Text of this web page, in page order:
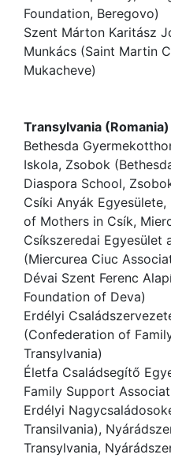
Foundation, Beregovo)
Szent Márton Karitász
Munkács (Saint Martin
Mukacheve)
Transylvania (Romania)
Bethesda
Iskola, Zsobok
Diaspora School,
Csíki Anyák
of Mothers in Csík,
Csíkszeredai Egyesület
(Miercurea Ciuc
Dévai Szent Ferenc
Foundation of Deva)
Erdélyi
(Confederation of
Transylvania)
Életfa Családsegítő
Family Support
Erdélyi
Transilvania),
Transylvania,